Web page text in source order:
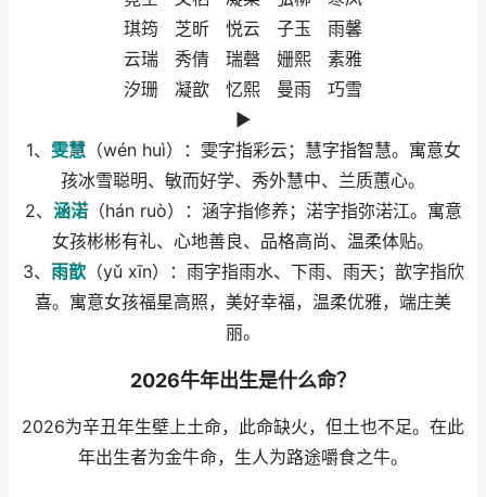
琪筠 芝昕 悦云 子玉 雨馨
云瑞 秀倩 瑞磬 姗熙 素雅
汐珊 凝歆 忆熙 曼雨 巧雪
►
1、 雯慧（wén huì）：雯字指彩云；慧字指智慧。寓意女
孩冰雪聪明、敏而好学、秀外慧中、兰质蕙心。
2、 涵渃（hán ruò）：涵字指修养；渃字指弥渃江。寓意
女孩彬彬有礼、心地善良、品格高尚、温柔体贴。
3、 雨歆（yǔ xīn）：雨字指雨水、下雨、雨天；歆字指欣
喜。寓意女孩福星高照，美好幸福，温柔优雅，端庄美
丽。
2026牛年出生是什么命？
2026为辛丑年生壁上土命，此命缺火，但土也不足。在此
年出生者为金牛命，生人为路途嚼食之牛。